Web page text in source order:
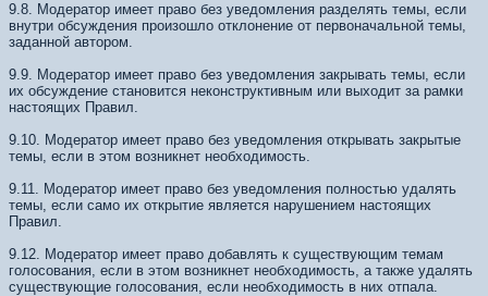
9.8. Модератор имеет право без уведомления разделять темы, если
внутри обсуждения произошло отклонение от первоначальной темы,
заданной автором.
9.9. Модератор имеет право без уведомления закрывать темы, если
их обсуждение становится неконструктивным или выходит за рамки
настоящих Правил.
9.10. Модератор имеет право без уведомления открывать закрытые
темы, если в этом возникнет необходимость.
9.11. Модератор имеет право без уведомления полностью удалять
темы, если само их открытие является нарушением настоящих
Правил.
9.12. Модератор имеет право добавлять к существующим темам
голосования, если в этом возникнет необходимость, а также удалять
существующие голосования, если необходимость в них отпала.